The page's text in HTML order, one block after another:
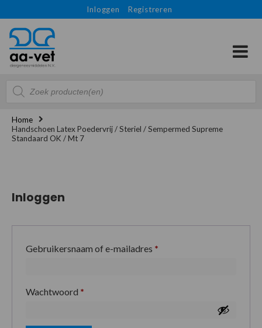
Inloggen Registreren
Producten
zoeken
Home
Handschoen Latex Poedervrij / Steriel / Sempermed Supreme
Standaard OK / Mt 7
Inloggen
Gebruikersnaam of e-mailadres *
Wachtwoord *